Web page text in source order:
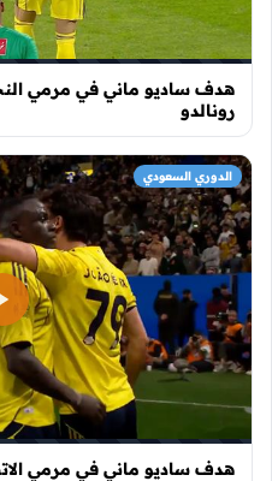
هدف ساديو ماني في مرمي
رونالدو
هدف ساديو ماني في مرمي
الدوري السعودي